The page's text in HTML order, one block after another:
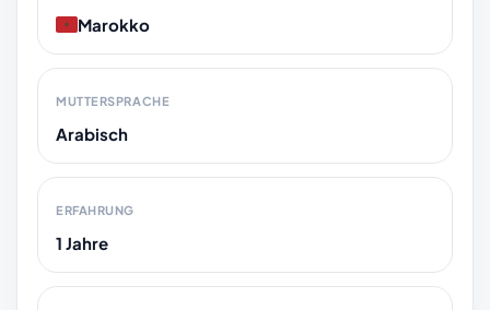
Marokko
MUTTERSPRACHE
Arabisch
ERFAHRUNG
1 Jahre